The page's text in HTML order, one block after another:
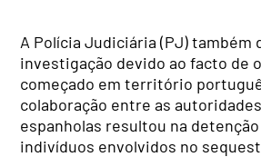
A Polícia Judiciária (PJ) também
investigação devido ao facto de
começado em território
colaboração entre as
espanholas resultou na
indivíduos envolvidos no